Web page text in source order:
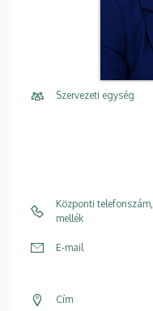
Szervezeti egység
Központi telefonszám,
mellék
E-mail
Cím